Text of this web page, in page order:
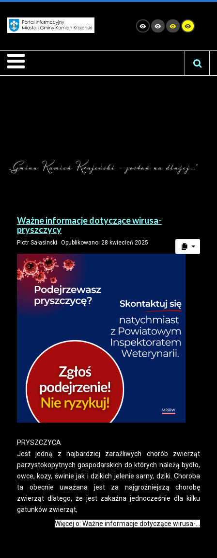
Ważne informacje dotyczące wirusa-
pryszczycy
Piotr Sałasinski Opublikowano: 28 kwiecień 2025
PRYSZCZYCA
Jest jedną z najbardziej zaraźliwych chorób zwierząt
parzystokopytnych gospodarskich do których należą bydło,
owce, kozy, świnie jak i dzikich jelenie sarny, dziki. Choroba
ta obecnie uważana jest za najgroźniejszą chorobę
zwierząt dlatego, że jest zakaźna jednocześnie dla kilku
gatunków zwierząt,
Więcej o: Ważne informacje dotyczące wirusa-...